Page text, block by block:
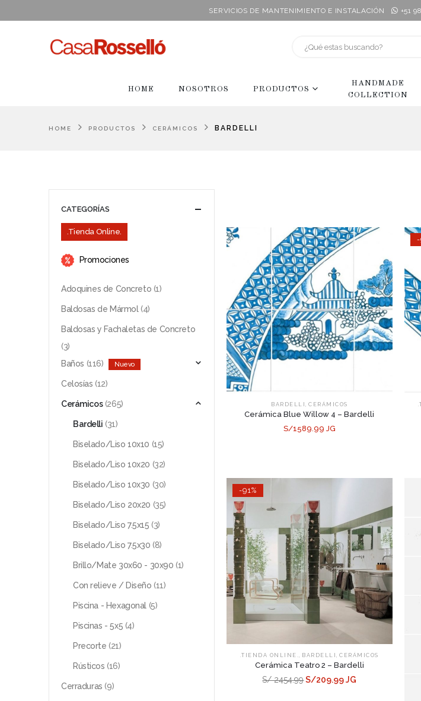
SERVICIOS DE MANTENIMIENTO E INSTALACIÓN +51
HOME NOSOTROS PRODUCTOS
HANDMADE
COLLECTION
HOME PRODUCTOS CERÁMICOS BARDELLI
BARDELLI ,CERÁMICOS
Cerámica Blue Willow 4 – Bardelli
S/1589.99 JG
-
-91%
.TIENDA ONLINE. BARDELLI ,CERÁMICOS
Cerámica Teatro 2 – Bardelli
S/ 2454.99S/209.99 JG
CATEGORÍAS
.Tienda Online.
Promociones
Adoquines de Concreto (1)
Baldosas de Mármol (4)
Baldosas y Fachaletas de Concreto
(3)
Baños (116)
Celosías (12)
Cerámicos (265)
Bardelli (31)
Biselado/Liso 10x10 (15)
Biselado/Liso 10x20 (32)
Biselado/Liso 10x30 (30)
Biselado/Liso 20x20 (35)
Biselado/Liso 7.5x15 (3)
Biselado/Liso 7.5x30 (8)
Brillo/Mate 30x60 - 30x90 (1)
Con relieve / Diseño (11)
Piscina - Hexagonal (5)
Piscinas - 5x5 (4)
Precorte (21)
Rústicos (16)
Cerraduras (9)